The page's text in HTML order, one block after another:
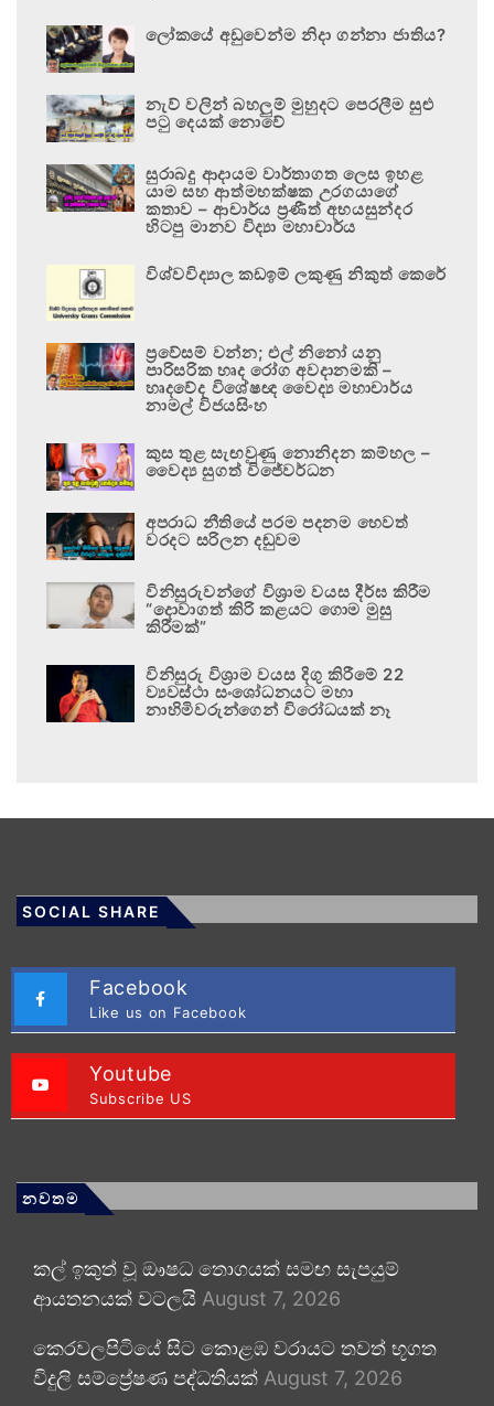
ලෝකයේ අඩුවෙන්ම නිදා ගන්නා ජාතිය?
නැව් වලින් බහලුම් මුහුදට පෙරලීම සුළු
පටු දෙයක් නොවේ
සුරාබදු ආදායම වාර්තාගත ලෙස ඉහළ
යාම සහ ආත්මභක්ෂක උරගයාගේ
කතාව – ආචාර්ය ප්‍රණීත් අභයසුන්දර
හිටපු මානව විද්‍යා මහාචාර්ය
විශ්වවිද්‍යාල කඩඉම් ලකුණු නිකුත් කෙරේ
ප්‍රවේසම් වන්න; එල් නිනෝ යනු
පාරිසරික හෘද රෝග අවදානමකි –
හෘදවේද විශේෂඥ වෛද්‍ය මහාචාර්ය
නාමල් විජයසිංහ
කුස තුළ සැඟවුණු නොනිදන කම්හල –
වෛද්‍ය සුගත් විජේවර්ධන
අපරාධ නීතියේ පරම පදනම හෙවත්
වරදට සරිලන දඬුවම
විනිසුරුවන්ගේ විශ්‍රාම වයස දීර්ඝ කිරීම
“දොවාගත් කිරි කළයට ගොම මුසු
කිරීමක්”
විනිසුරු විශ්‍රාම වයස දිගු කිරීමේ 22
ව්‍යවස්ථා සංශෝධනයට මහා
නාහිමිවරුන්ගෙන් විරෝධයක් නෑ
SOCIAL SHARE
Facebook
Like us on Facebook
Youtube
Subscribe US
නවතම
කල් ඉකුත් වූ ඖෂධ තොගයක් සමඟ සැපයුම්
ආයතනයක් වටලයි August 7, 2026
කෙරවලපිටියේ සිට කොළඹ වරායට තවත් භූගත
විදුලි සම්ප්‍රේෂණ පද්ධතියක් August 7, 2026